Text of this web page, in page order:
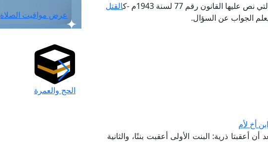
رقم 77 لسنة 1943م -ك
القتل
الجواب عن السؤال.
أخ لأم
أعقبتا ذرية: البنت الأولى أعقبت بنتًا، والثانية
عرض مواقيت الصلاة
الحج والعمرة